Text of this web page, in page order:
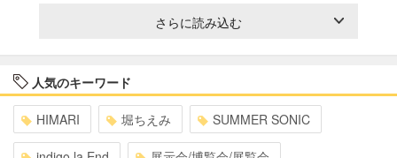
さらに読み込む
人気のキーワード
HIMARI 堀ちえみ SUMMER SONIC